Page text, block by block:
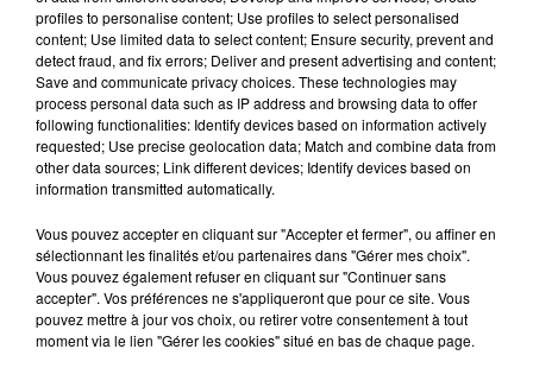
spécialeà retrouver.
>>> France Gall s'est "expatriée" en Allemagne à la fin
des années 60.Ecoutez les grands titres de sa période
allemande !
FOOT | Principaux résultats des 32e de finale de
Coupe de France
Et aussi, les traditionnelles petites et grandes surprises
de la coupe de France. On jouait hier les rencontres de
32° de finale. Bordeaux a été sorti hier par l'US Granville
(club de N2) (2-1 ap). A noter également la sévère défaire
d'Amiens à Sochaux (L2) (0-6).
profiles to personalise content; Use profiles to select personalised
content; Use limited data to select content; Ensure security, prevent and
detect fraud, and fix errors; Deliver and present advertising and content;
Save and communicate privacy choices. These technologies may
process personal data such as IP address and browsing data to offer
following functionalities: Identify devices based on information actively
requested; Use precise geolocation data; Match and combine data from
other data sources; Link different devices; Identify devices based on
information transmitted automatically.
Vous pouvez accepter en cliquant sur "Accepter et fermer", ou affiner en
sélectionnant les finalités et/ou partenaires dans "Gérer mes choix".
Vous pouvez également refuser en cliquant sur "Continuer sans
accepter". Vos préférences ne s'appliqueront que pour ce site. Vous
pouvez mettre à jour vos choix, ou retirer votre consentement à tout
moment via le lien "Gérer les cookies" situé en bas de chaque page.